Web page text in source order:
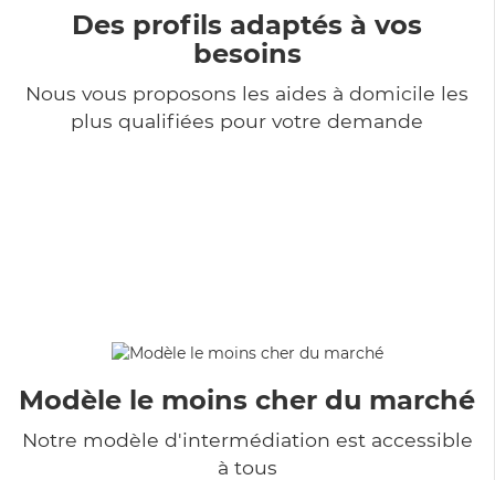
Des profils adaptés à vos
besoins
Nous vous proposons les aides à domicile les
plus qualifiées pour votre demande
Modèle le moins cher du marché
Notre modèle d'intermédiation est accessible
à tous